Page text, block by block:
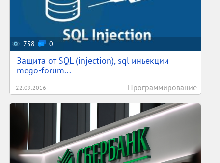
758 0
Защита от SQL (injection), sql иньекции -
mego-forum...
22.09.2016 Программирование